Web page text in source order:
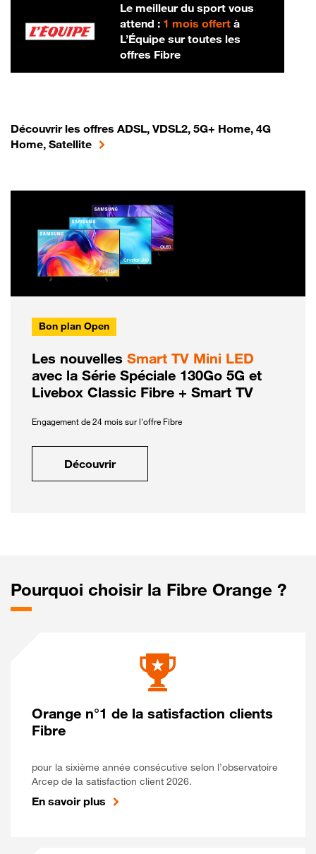
Le meilleur du sport vous
attend : 1 mois offertà
L’Équipe sur toutes les
offres Fibre
Découvrir les offres ADSL, VDSL2, 5G+ Home, 4G
Home, Satellite
Bon plan Open
Les nouvelles Smart TV Mini LED
avec la Série Spéciale 130Go 5G et
Livebox Classic Fibre + Smart TV
Engagement de 24 mois sur l'offre Fibre
Découvrir
Pourquoi choisir la Fibre Orange ?
Orange n°1 de la satisfaction clients
Fibre
pour la sixième année consécutive selon l’observatoire
Arcep de la satisfaction client 2026.
En savoir plus